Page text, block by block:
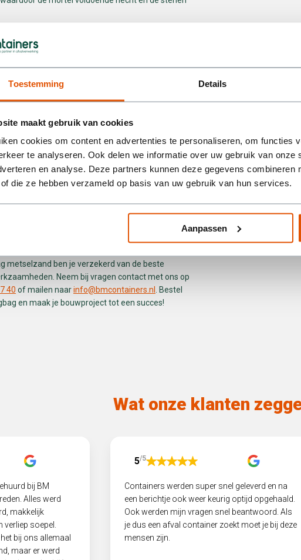
Toestemming Details
maakt gebruik van cookies
cookies om content en advertenties te personaliseren, om functies
te analyseren. Ook delen we informatie over uw gebruik van
en analyse. Deze partners kunnen deze gegevens combineren
die ze hebben verzameld op basis van uw gebruik van hun services.
Aanpassen
metselzand?
hoogwaardige 1m³ bigbag metselzand aan tegen
kunnen variëren afhankelijk van verschillende
en de hoeveelheid die je nodig hebt. Vul jouw
online of neem contact met ons op voor een
bigbag bezorgd?
snel en efficiënt bij je thuis of op de bouwplaats
de bigbag op de door jou aangewezen locatie
de slag kunt met je bouwproject. Of het nu gaat
kleinere klus, wij zorgen voor een soepele levering
bij BM Containers!
je metselzand bij BM Containers te bestellen. Met
metselzand ben je verzekerd van de beste
Neem bij vragen contact met ons op
40 of mailen naarinfo@bmcontainers.nl . Bestel
en maak je bouwproject tot een succes!
Wat onze klanten
bij BM
Alles werd
makkelijk
verliep soepel.
bij ons allemaal
maar er werd
5/5
Containers werden super snel geleverd en na
een berichtje ook weer keurig optijd opgehaald.
Ook werden mijn vragen snel beantwoord. Als
je dus een afval container zoekt moet je bij deze
mensen zijn.